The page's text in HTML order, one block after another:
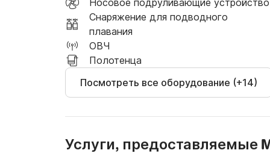
Носовое подруливающие устройство
Снаряжение для подводного
плавания
ОВЧ
Полотенца
Посмотреть все оборудование (+14)
Услуги, предоставляемые